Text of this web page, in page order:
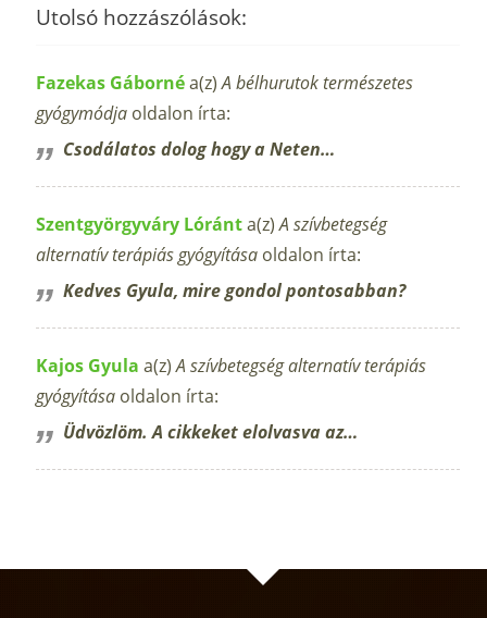
Utolsó hozzászólások:
Fazekas Gábornéa(z)A bélhurutok természetes
gyógymódja oldalon írta:
Csodálatos dolog hogy a Neten…
Szentgyörgyváry Lóránta(z)A szívbetegség
alternatív terápiás gyógyítása oldalon írta:
Kedves Gyula, mire gondol pontosabban?
Kajos Gyula a(z)A szívbetegség alternatív terápiás
gyógyítása oldalon írta:
Üdvözlöm. A cikkeket elolvasva az…